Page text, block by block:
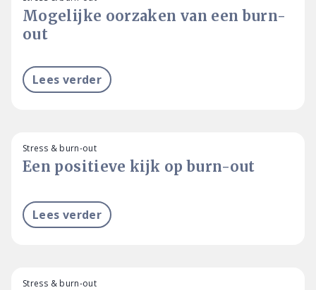
Mogelijke oorzaken van een burn-
out
Lees verder
Een positieve kijk op burn-out
Stress & burn-out
Lees verder
Stress & burn-out